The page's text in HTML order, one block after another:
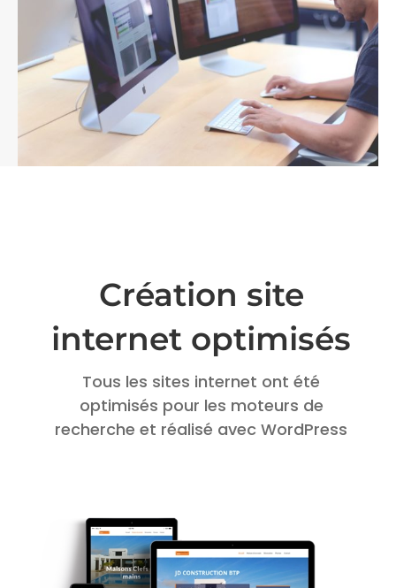
Création site
internet optimisés
Tous les sites internet ont été
optimisés pour les moteurs de
recherche et réalisé avec WordPress